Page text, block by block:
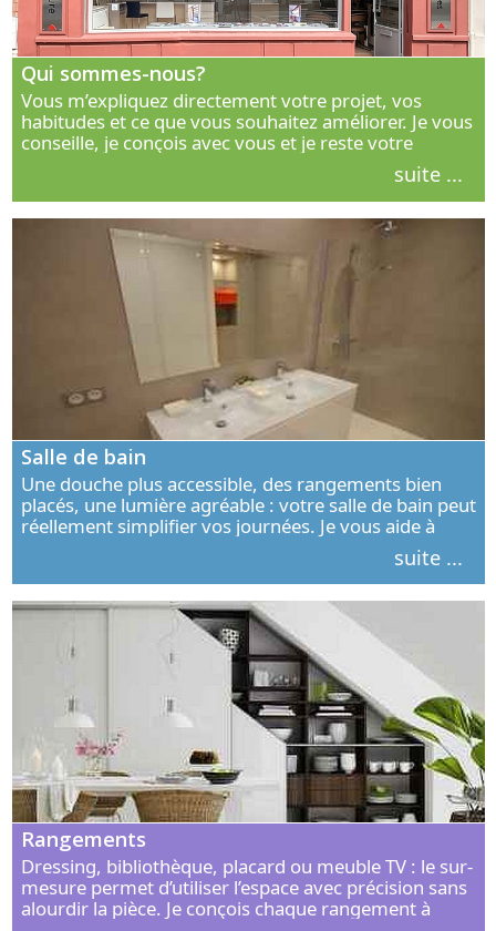
Qui sommes-nous?
Vous m’expliquez directement votre projet, vos
habitudes et ce que vous souhaitez améliorer. Je vous
conseille, je conçois avec vous et je reste votre
interlocuteur principal. Découvrez ma façon de vous
suite ...
Salle de bain
Une douche plus accessible, des rangements bien
placés, une lumière agréable : votre salle de bain peut
réellement simplifier vos journées. Je vous aide à
concevoir un espace élégant, confortable et adapté à
suite ...
Rangements
Dressing, bibliothèque, placard ou meuble TV : le sur-
mesure permet d’utiliser l’espace avec précision sans
alourdir la pièce. Je conçois chaque rangement à